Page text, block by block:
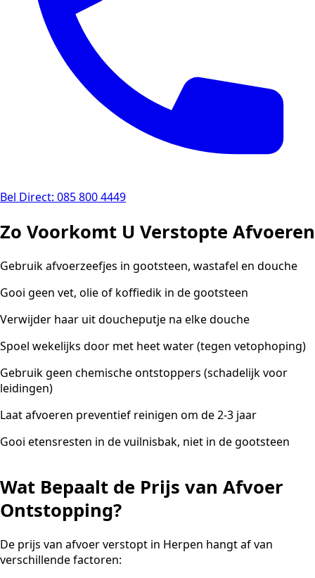
Bel Direct: 085 800 4449
Zo Voorkomt U Verstopte Afvoeren
Gebruik afvoerzeefjes in gootsteen, wastafel en douche
Gooi geen vet, olie of koffiedik in de gootsteen
Verwijder haar uit doucheputje na elke douche
Spoel wekelijks door met heet water (tegen vetophoping)
Gebruik geen chemische ontstoppers (schadelijk voor
leidingen)
Laat afvoeren preventief reinigen om de 2-3 jaar
Gooi etensresten in de vuilnisbak, niet in de gootsteen
Wat Bepaalt de Prijs van Afvoer
Ontstopping?
De prijs van afvoer verstopt in Herpen hangt af van
verschillende factoren: